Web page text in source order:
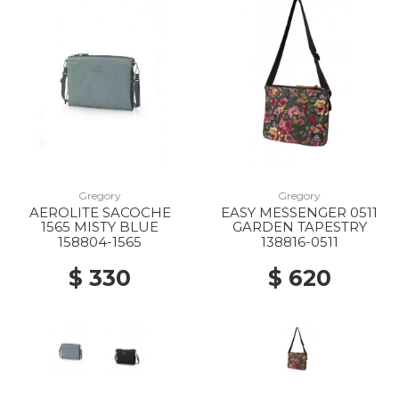
Gregory
AEROLITE SACOCHE
1565 MISTY BLUE
158804-1565
$ 330
Gregory
EASY MESSENGER 0511
GARDEN TAPESTRY
138816-0511
$ 620